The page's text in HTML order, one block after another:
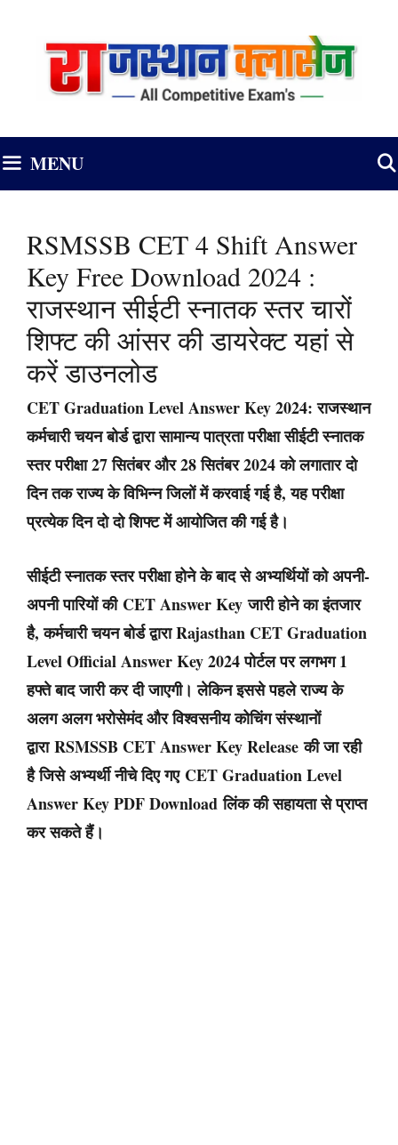
MENU
RSMSSB CET 4 Shift Answer
Key Free Download 2024 :
राजस्थान सीईटी स्नातक स्तर चारों
शिफ्ट की आंसर की डायरेक्ट यहां से
करें डाउनलोड
CET Graduation Level Answer Key 2024: राजस्थान
कर्मचारी चयन बोर्ड द्वारा सामान्य पात्रता परीक्षा सीईटी स्नातक
स्तर परीक्षा 27 सितंबर और 28 सितंबर 2024 को लगातार दो
दिन तक राज्य के विभिन्न जिलों में करवाई गई है, यह परीक्षा
प्रत्येक दिन दो दो शिफ्ट में आयोजित की गई है।
सीईटी स्नातक स्तर परीक्षा होने के बाद से अभ्यर्थियों को अपनी-
अपनी पारियों की CET Answer Keyजारी होने का इंतजार
है, कर्मचारी चयन बोर्ड द्वारा Rajasthan CET Graduation
Level Official Answer Key 2024 पोर्टल पर लगभग 1
हफ्ते बाद जारी कर दी जाएगी। लेकिन इससे पहले राज्य के
अलग अलग भरोसेमंद और विश्वसनीय कोचिंग संस्थानों
द्वाराRSMSSB CET Answer Key Releaseकी जा रही
है जिसे अभ्यर्थी नीचे दिए गएCET Graduation Level
Answer Key PDF Downloadलिंक की सहायता से प्राप्त
कर सकते हैं।